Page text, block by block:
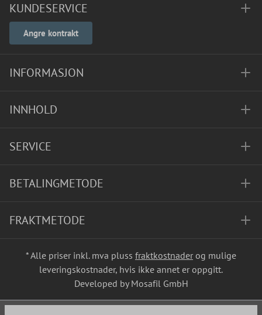
KUNDESERVICE
Angre kontrakt
INFORMASJON
INNHOLD
SERVICE
BETALINGMETODE
FRAKTMETODE
* Alle priser inkl. mva pluss fraktkostnader og mulige
leveringskostnader, hvis ikke annet er oppgitt.
Developed by Mosafil GmbH